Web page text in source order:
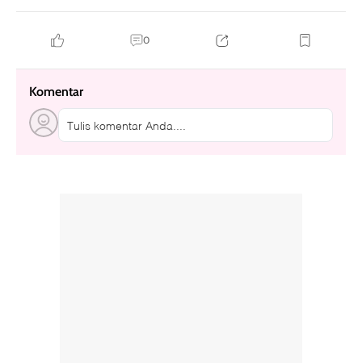
0
Komentar
Tulis komentar Anda....